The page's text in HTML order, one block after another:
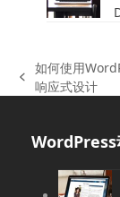
上
文
如何使用
响应式设计
WordPress